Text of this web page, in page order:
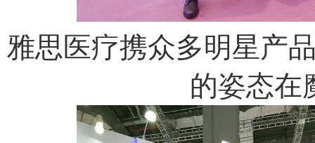
雅思医疗携众多明星产
的姿态在